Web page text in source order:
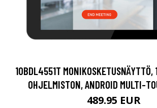
10BDL4551T
OHJELMISTON, ANDROID MULTI-
489.95 EUR